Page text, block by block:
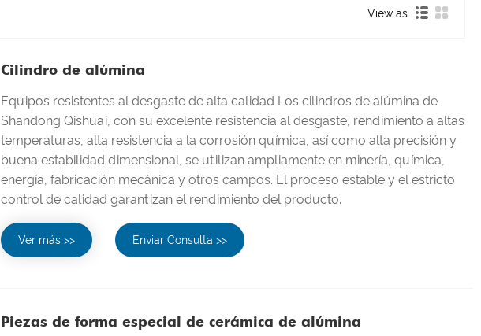
View as
Cilindro de alúmina
Equipos resistentes al desgaste de alta calidad Los cilindros de alúmina de
Shandong Qishuai, con su excelente resistencia al desgaste, rendimiento a altas
temperaturas, alta resistencia a la corrosión química, así como alta precisión y
buena estabilidad dimensional, se utilizan ampliamente en minería, química,
energía, fabricación mecánica y otros campos. El proceso estable y el estricto
control de calidad garantizan el rendimiento del producto.
Ver más >> Enviar Consulta >>
Piezas de forma especial de cerámica de alúmina